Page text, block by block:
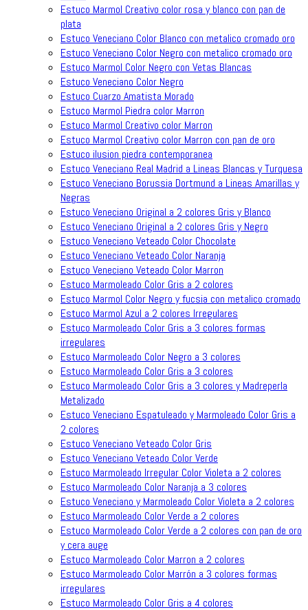
Estuco Marmol Creativo color rosa y blanco con pan de
plata
Estuco Veneciano Color Blanco con metalico cromado oro
Estuco Veneciano Color Negro con metalico cromado oro
Estuco Marmol Color Negro con Vetas Blancas
Estuco Veneciano Color Negro
Estuco Cuarzo Amatista Morado
Estuco Marmol Piedra color Marron
Estuco Marmol Creativo color Marron
Estuco Marmol Creativo color Marron con pan de oro
Estuco ilusion piedra contemporanea
Estuco Veneciano Real Madrid a Lineas Blancas y Turquesa
Estuco Veneciano Borussia Dortmund a Lineas Amarillas y
Negras
Estuco Veneciano Original a 2 colores Gris y Blanco
Estuco Veneciano Original a 2 colores Gris y Negro
Estuco Veneciano Veteado Color Chocolate
Estuco Veneciano Veteado Color Naranja
Estuco Veneciano Veteado Color Marron
Estuco Marmoleado Color Gris a 2 colores
Estuco Marmol Color Negro y fucsia con metalico cromado
Estuco Marmol Azul a 2 colores Irregulares
Estuco Marmoleado Color Gris a 3 colores formas
irregulares
Estuco Marmoleado Color Negro a 3 colores
Estuco Marmoleado Color Gris a 3 colores
Estuco Marmoleado Color Gris a 3 colores y Madreperla
Metalizado
Estuco Veneciano Espatuleado y Marmoleado Color Gris a
2 colores
Estuco Veneciano Veteado Color Gris
Estuco Veneciano Veteado Color Verde
Estuco Marmoleado Irregular Color Violeta a 2 colores
Estuco Marmoleado Color Naranja a 3 colores
Estuco Veneciano y Marmoleado Color Violeta a 2 colores
Estuco Marmoleado Color Verde a 2 colores
Estuco Marmoleado Color Verde a 2 colores con pan de oro
y cera auge
Estuco Marmoleado Color Marron a 2 colores
Estuco Marmoleado Color Marrón a 3 colores formas
irregulares
Estuco Marmoleado Color Gris a 4 colores